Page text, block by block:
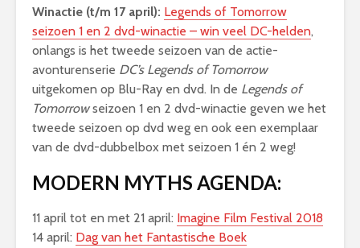
Winactie (t/m 17 april): Legends of Tomorrow
seizoen 1 en 2 dvd-winactie – win veel DC-helden,
onlangs is het tweede seizoen van de actie-
avonturenserie DC’s Legends of Tomorrow
uitgekomen op Blu-Ray en dvd. In de Legends of
Tomorrowseizoen 1 en 2 dvd-winactie geven we het
tweede seizoen op dvd weg en ook een exemplaar
van de dvd-dubbelbox met seizoen 1 én 2 weg!
MODERN MYTHS AGENDA:
11 april tot en met 21 april: Imagine Film Festival 2018
14 april: Dag van het Fantastische Boek